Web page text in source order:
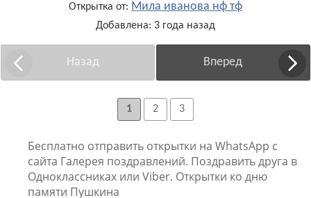
Открытка от: Мила иванова нф тф
Добавлена: 3 года назад
Назад Вперед
1 2 3
Бесплатно отправить открытки на WhatsApp с
сайта Галерея поздравлений. Поздравить друга в
Одноклассниках или Viber. Открытки ко дню
памяти Пушкина